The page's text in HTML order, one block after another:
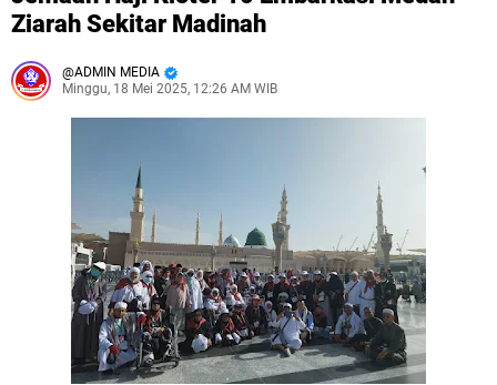
Ziarah Sekitar Madinah
ADMIN MEDIA
Minggu, 18 Mei 2025, 12:26 AM WIB